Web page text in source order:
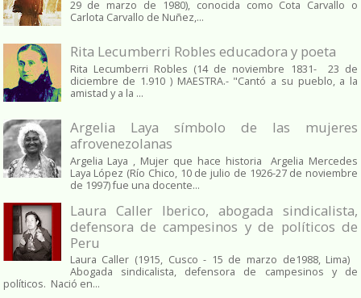
29 de marzo de 1980), conocida como Cota Carvallo o
Carlota Carvallo de Nuñez,...
Rita Lecumberri Robles educadora y poeta
Rita Lecumberri Robles (14 de noviembre 1831- 23 de
diciembre de 1.910 ) MAESTRA.- "Cantó a su pueblo, a la
amistad y a la ...
Argelia Laya símbolo de las mujeres
afrovenezolanas
Argelia Laya , Mujer que hace historia Argelia Mercedes
Laya López (Río Chico, 10 de julio de 1926-27 de noviembre
de 1997) fue una docente...
Laura Caller Iberico, abogada sindicalista,
defensora de campesinos y de políticos de
Peru
Laura Caller (1915, Cusco - 15 de marzo de1988, Lima)
Abogada sindicalista, defensora de campesinos y de
políticos. Nació en...